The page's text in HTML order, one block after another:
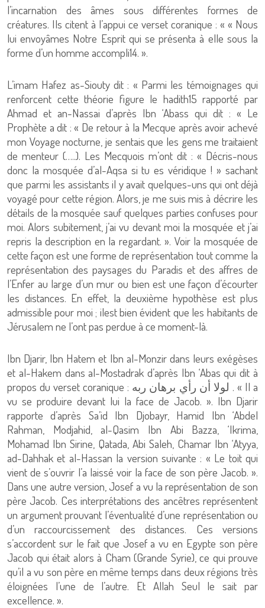
l’incarnation des âmes sous différentes formes de
créatures. Ils citent à l’appui ce verset coranique : « « Nous
lui envoyâmes Notre Esprit qui se présenta à elle sous la
forme d’un homme accompli14. ».
L’imam Hafez as-Siouty dit : « Parmi les témoignages qui
renforcent cette théorie figure le hadith15 rapporté par
Ahmad et an-Nassai d’après Ibn ‘Abass qui dit : « Le
Prophète a dit : « De retour à la Mecque après avoir achevé
mon Voyage nocturne, je sentais que les gens me traitaient
de menteur (…..). Les Mecquois m’ont dit : « Décris-nous
donc la mosquée d’al-Aqsa si tu es véridique ! » sachant
que parmi les assistants il y avait quelques-uns qui ont déjà
voyagé pour cette région. Alors, je me suis mis à décrire les
détails de la mosquée sauf quelques parties confuses pour
moi. Alors subitement, j’ai vu devant moi la mosquée et j’ai
repris la description en la regardant. ». Voir la mosquée de
cette façon est une forme de représentation tout comme la
représentation des paysages du Paradis et des affres de
l’Enfer au large d’un mur ou bien est une façon d’écourter
les distances. En effet, la deuxième hypothèse est plus
admissible pour moi ; ilest bien évident que les habitants de
Jérusalem ne l’ont pas perdue à ce moment-là.
Ibn Djarir, Ibn Hatem et Ibn al-Monzir dans leurs exégèses
et al-Hakem dans al-Mostadrak d’après Ibn ‘Abas qui dit à
propos du verset coranique : لولا أن رأي برهان ربه . « Il a
vu se produire devant lui la face de Jacob. ». Ibn Djarir
rapporte d’après Sa’id Ibn Djobayr, Hamid Ibn ‘Abdel
Rahman, Modjahid, al-Qasim Ibn Abi Bazza, ‘Ikrima,
Mohamad Ibn Sirine, Qatada, Abi Saleh, Chamar Ibn ‘Atyya,
ad-Dahhak et al-Hassan la version suivante : « Le toit qui
vient de s’ouvrir l’a laissé voir la face de son père Jacob. ».
Dans une autre version, Josef a vu la représentation de son
père Jacob. Ces interprétations des ancêtres représentent
un argument prouvant l’éventualité d’une représentation ou
d’un raccourcissement des distances. Ces versions
s’accordent sur le fait que Josef a vu en Egypte son père
Jacob qui était alors à Cham (Grande Syrie), ce qui prouve
qu’il a vu son père en même temps dans deux régions très
éloignées l’une de l’autre. Et Allah Seul le sait par
excellence. ».